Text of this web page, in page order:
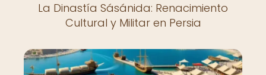
La Dinastía Sásánida: Renacimiento
Cultural y Militar en Persia